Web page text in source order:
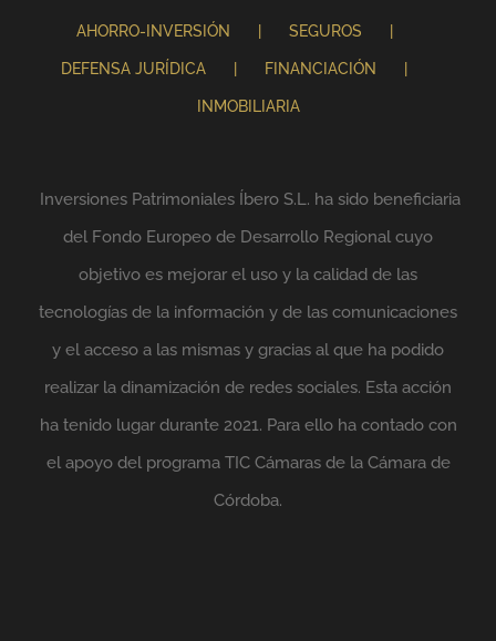
AHORRO-INVERSIÓN SEGUROS
DEFENSA JURÍDICA FINANCIACIÓN
INMOBILIARIA
Inversiones Patrimoniales Íbero S.L. ha sido beneficiaria
del Fondo Europeo de Desarrollo Regional cuyo
objetivo es mejorar el uso y la calidad de las
tecnologías de la información y de las comunicaciones
y el acceso a las mismas y gracias al que ha podido
realizar la dinamización de redes sociales. Esta acción
ha tenido lugar durante 2021. Para ello ha contado con
el apoyo del programa TIC Cámaras de la Cámara de
Córdoba.